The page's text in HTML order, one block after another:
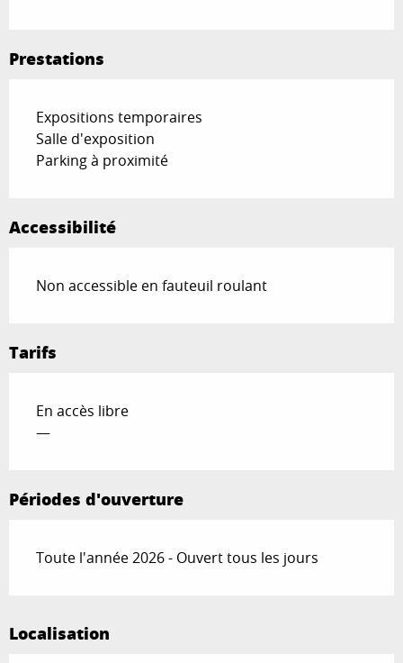
Prestations
Expositions temporaires
Salle d'exposition
Parking à proximité
Accessibilité
Non accessible en fauteuil roulant
Tarifs
En accès libre
—
Périodes d'ouverture
Toute l'année 2026 - Ouvert tous les jours
Localisation